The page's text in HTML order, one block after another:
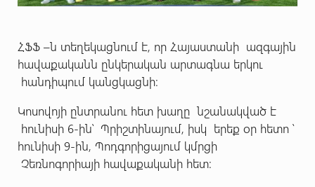
ՀՖՖ –ն տեղեկացնում է, որ Հայաստանի ազգային
հավաքականն ընկերական արտագնա երկու
հանդիպում կանցկացնի:
Կոսովոյի ընտրանու հետ խաղը նշանակված է
հունիսի 6-ին՝ Պրիշտինայում, իսկ երեք օր հետո ՝
հունիսի 9-ին, Պոդգորիցայում կմրցի
Չեռնոգորիայի հավաքականի հետ: